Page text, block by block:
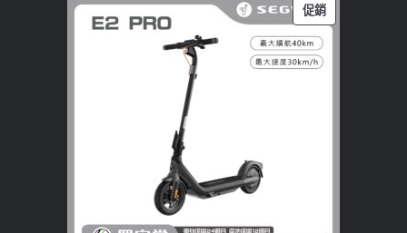
促銷特
價